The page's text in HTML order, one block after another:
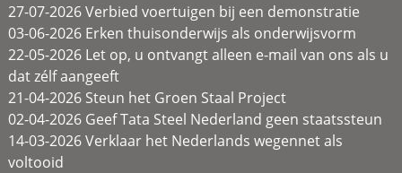
27-07-2026 Verbied voertuigen bij een demonstratie
03-06-2026 Erken thuisonderwijs als onderwijsvorm
22-05-2026 Let op, u ontvangt alleen e-mail van ons als u
dat zélf aangeeft
21-04-2026 Steun het Groen Staal Project
02-04-2026 Geef Tata Steel Nederland geen staatssteun
14-03-2026 Verklaar het Nederlands wegennet als
voltooid